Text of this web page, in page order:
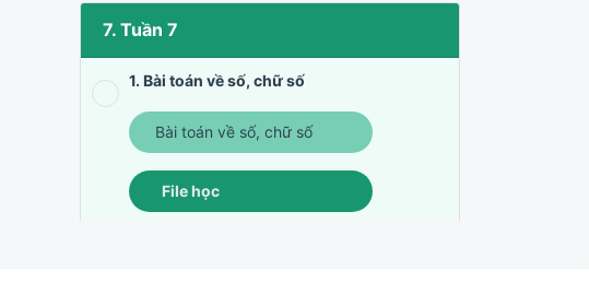
7. Tuần 7
1. Bài toán về số, chữ số
Bài toán về số, chữ số
File học